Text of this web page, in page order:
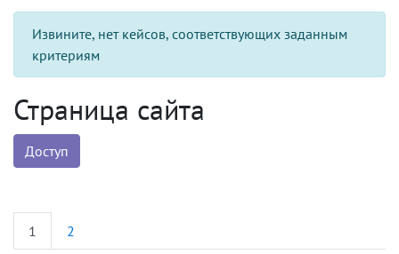
Извините, нет кейсов, соответствующих заданным
критериям
Страница сайта
Доступ
1 2